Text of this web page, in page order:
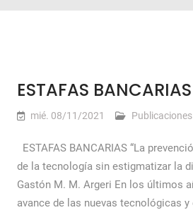
ESTAFAS BANCARIAS
mié. 08/11/2021 Publicaciones
ESTAFAS BANCARIAS “La
de la tecnología sin estigmatizar la
Gastón M. M. Argeri En los últimos
avance de las nuevas tecnológicas